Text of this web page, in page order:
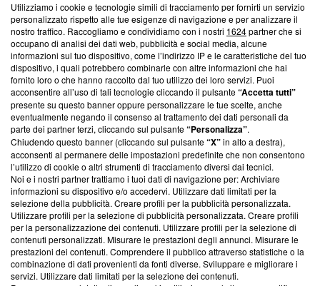
Questa sezione offre informazioni trasparenti su Blasting
News, sui nostri processi editoriali e su come ci impegniamo a
creare news di qualità. Inoltre, afferma la nostra aderenza a
‘Trust Project - News with Integrity’Blasting News non è
ancora membro del programma, ma ha richiesto di farne
parte; Trust Project non ha ancora effettuato una verifica di
conformità agli standard.
Su di noi
Team editoriale
Corporate
Redazione
Informativa Privacy
Cookie Policy
Blasting SA, IDI CHE-247.845.224, Via Carlo Frasca, 3 - 6900
Utilizziamo i cookie e tecnologie simili di tracciamento per fornirti un servizio
personalizzato rispetto alle tue esigenze di navigazione e per analizzare il
nostro traffico. Raccogliamo e condividiamo con i nostri 1624partner che si
occupano di analisi dei dati web, pubblicità e social media, alcune
informazioni sul tuo dispositivo, come l’indirizzo IP e le caratteristiche del tuo
dispositivo, i quali potrebbero combinarle con altre informazioni che hai
fornito loro o che hanno raccolto dal tuo utilizzo dei loro servizi. Puoi
acconsentire all’uso di tali tecnologie cliccando il pulsante“Accetta tutti”
presente su questo banner oppure personalizzare le tue scelte, anche
eventualmente negando il consenso al trattamento dei dati personali da
parte dei partner terzi, cliccando sul pulsante“Personalizza”.
Chiudendo questo banner (cliccando sul pulsante“X”in alto a destra),
acconsenti al permanere delle impostazioni predefinite che non consentono
l’utilizzo di cookie o altri strumenti di tracciamento diversi dai tecnici.
Noi e i nostri partner trattiamo i tuoi dati di navigazione per: Archiviare
informazioni su dispositivo e/o accedervi. Utilizzare dati limitati per la
selezione della pubblicità. Creare profili per la pubblicità personalizzata.
Utilizzare profili per la selezione di pubblicità personalizzata. Creare profili
per la personalizzazione dei contenuti. Utilizzare profili per la selezione di
contenuti personalizzati. Misurare le prestazioni degli annunci. Misurare le
prestazioni dei contenuti. Comprendere il pubblico attraverso statistiche o la
combinazione di dati provenienti da fonti diverse. Sviluppare e migliorare i
servizi. Utilizzare dati limitati per la selezione dei contenuti.